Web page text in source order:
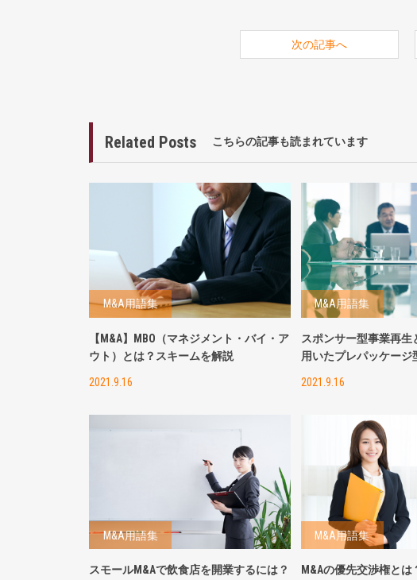
次の記事へ
Related Posts こちらの記事も読まれています
M&A用語集
【M&A】MBO（マネジメント・バイ・ア
ウト）とは？スキームを解説
2021.9.16
M&A用語集
スポンサー型事業再生
用いたプレパッケージ
2021.9.16
M&A用語集
スモールM&Aで飲食店を開業するには？
M&A用語集
M&Aの優先交渉権と